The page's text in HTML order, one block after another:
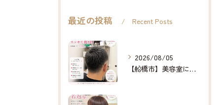
最近の投稿 Recent Posts
2026/08/05
【船橋市】美容室に行けない…をなくしたい✂️✨